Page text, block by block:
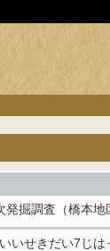
発掘調査（橋本
いせきだい7じ